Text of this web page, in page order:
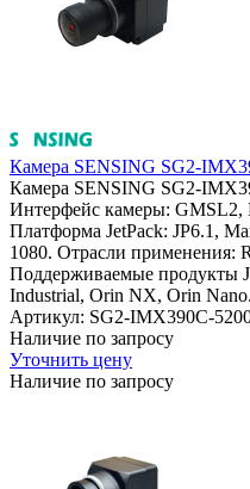
Камера SENSING SG2-
Камера SENSING SG2-
Интерфейс камеры:
Платформа JetPack: JP6.1,
1080. Отрасли применения:
Поддерживаемые продукты
Industrial, Orin NX, Orin Nano.
Артикул: SG2-IMX390C-
Наличие по запросу
Уточнить цену
Наличие по запросу